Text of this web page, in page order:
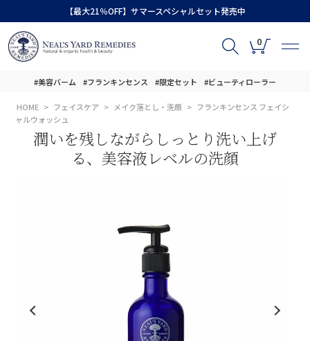
【最大21％OFF】サマースペシャルセット発売中
0
#美容バーム #フランキンセンス #限定セット #ビューティローラー
HOME フェイスケア メイク落とし・洗顔
フランキンセンス フェイシ
ャルウォッシュ
潤いを残しながらしっとり洗い上げ
る、美容液レベルの洗顔